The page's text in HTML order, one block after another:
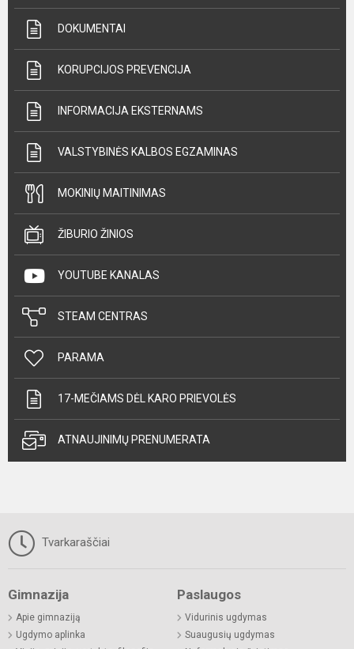
DOKUMENTAI
KORUPCIJOS PREVENCIJA
INFORMACIJA EKSTERNAMS
VALSTYBINĖS KALBOS EGZAMINAS
MOKINIŲ MAITINIMAS
ŽIBURIO ŽINIOS
YOUTUBE KANALAS
STEAM CENTRAS
PARAMA
17-MEČIAMS DĖL KARO PRIEVOLĖS
ATNAUJINIMŲ PRENUMERATA
Tvarkaraščiai
Gimnazija
Apie gimnaziją
Ugdymo aplinka
Paslaugos
Vidurinis ugdymas
Suaugusių ugdymas